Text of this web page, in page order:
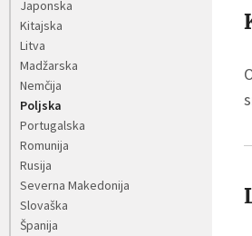
Japonska
Kitajska
Litva
Madžarska
Nemčija
Poljska
Portugalska
Romunija
Rusija
Severna Makedonija
Slovaška
Španija